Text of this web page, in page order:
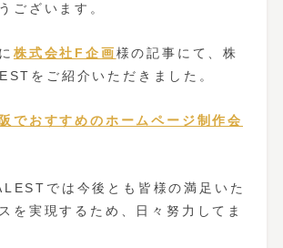
ございます。
株式会社F企画様の記事にて、株
をご紹介いただきました。
でおすすめのホームページ制作会
では今後とも皆様の満足いた
を実現するため、日々努力してま